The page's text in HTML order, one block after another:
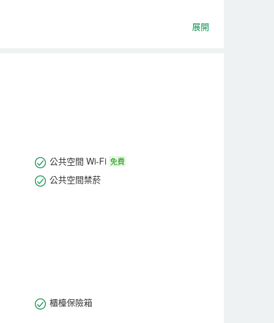
風景，使每一間客房都蘊藏著滿滿的“城意”。配套完
展開
公共空間 Wi-Fi 免費
公共空間禁菸
櫃檯保險箱